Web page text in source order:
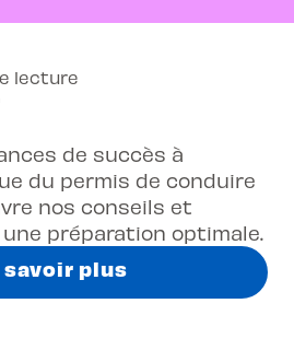
de succès à
du permis de conduire
nos conseils et
préparation optimale.
savoir plus
lecture